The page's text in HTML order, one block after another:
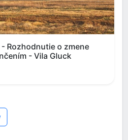
Rozhodnutie o zmene
- Vila Gluck